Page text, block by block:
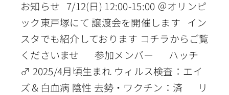
お知らせ 7/12(日) 12:00-15:00 ＠オリンピ
ック東戸塚にて 譲渡会を開催します イン
スタでも紹介しております コチラからご覧
くださいませ 参加メンバー ハッチ
♂ 2025/4月頃生まれ ウィルス検査：エイ
ズ＆白血病 陰性 去勢・ワクチン：済 リ